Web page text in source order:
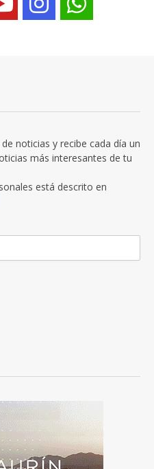
noticias y recibe cada día un
más interesantes de tu
está descrito en